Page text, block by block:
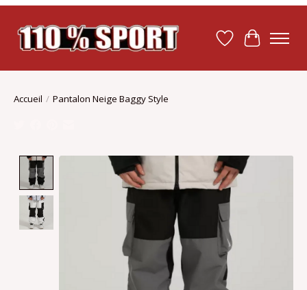
Liste dePanier
Accueil / Pantalon Neige Baggy Style
Product image slideshow Items